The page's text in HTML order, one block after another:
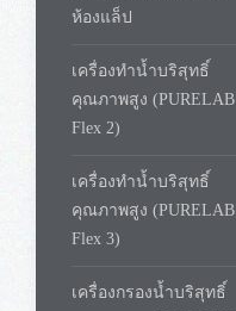
ห้องแล็ป
เครื่องทำน้ำบริสุทธิ์
คุณภาพสูง (PURELAB
Flex 2)
เครื่องทำน้ำบริสุทธิ์
คุณภาพสูง (PURELAB
Flex 3)
เครื่องกรองน้ำบริสุทธิ์